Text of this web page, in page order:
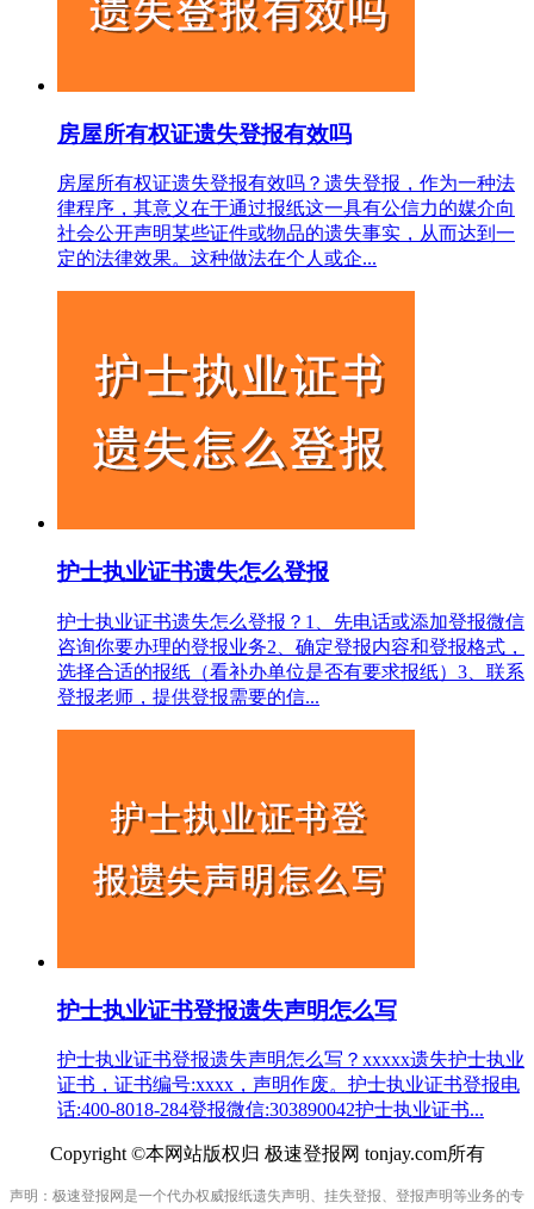
房屋所有权证遗失登报有效吗
房屋所有权证遗失登报有效吗？遗失登报，作为一种法
律程序，其意义在于通过报纸这一具有公信力的媒介向
社会公开声明某些证件或物品的遗失事实，从而达到一
定的法律效果。这种做法在个人或企...
护士执业证书遗失怎么登报
护士执业证书遗失怎么登报？1、先电话或添加登报微信
咨询你要办理的登报业务2、确定登报内容和登报格式，
选择合适的报纸（看补办单位是否有要求报纸）3、联系
登报老师，提供登报需要的信...
护士执业证书登报遗失声明怎么写
护士执业证书登报遗失声明怎么写？xxxxx遗失护士执业
证书，证书编号:xxxx，声明作废。护士执业证书登报电
话:400-8018-284登报微信:303890042护士执业证书...
Copyright ©本网站版权归 极速登报网 tonjay.com所有
声明：极速登报网是一个代办权威报纸遗失声明、挂失登报、登报声明等业务的专